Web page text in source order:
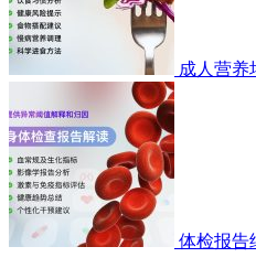
成人营养
体检报告